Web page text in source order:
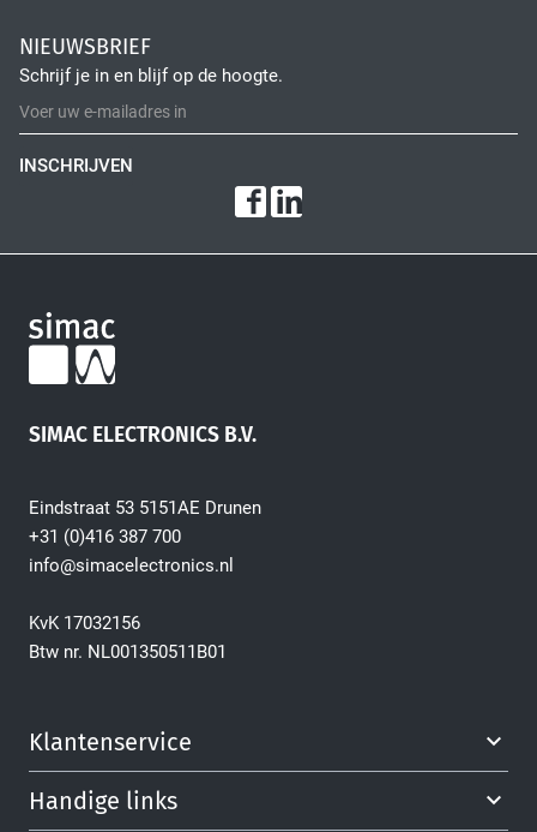
NIEUWSBRIEF
Schrijf je in en blijf op de hoogte.
INSCHRIJVEN
SIMAC ELECTRONICS B.V.
Eindstraat 53 5151AE Drunen
+31 (0)416 387 700
info@simacelectronics.nl
KvK 17032156
Btw nr. NL001350511B01
Klantenservice
Handige links